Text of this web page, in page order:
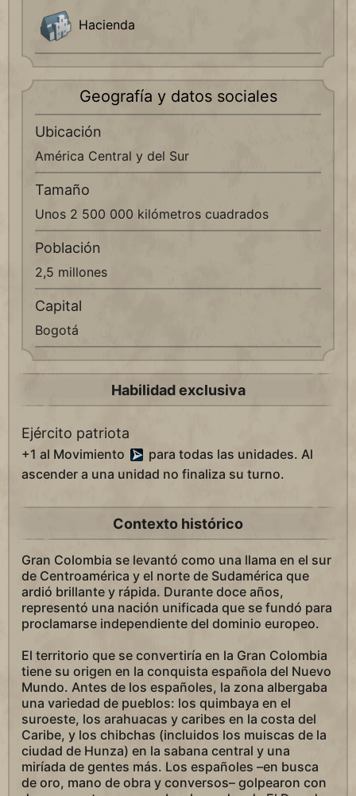
Hacienda
Geografía y datos sociales
Ubicación
América Central y del Sur
Tamaño
Unos 2 500 000 kilómetros cuadrados
Población
2,5 millones
Capital
Bogotá
Habilidad exclusiva
Ejército patriota
+1 al Movimiento
para todas las unidades. Al
ascender a una unidad no finaliza su turno.
Contexto histórico
Gran Colombia se levantó como una llama en el sur
de Centroamérica y el norte de Sudamérica que
ardió brillante y rápida. Durante doce años,
representó una nación unificada que se fundó para
proclamarse independiente del dominio europeo.
El territorio que se convertiría en la Gran Colombia
tiene su origen en la conquista española del Nuevo
Mundo. Antes de los españoles, la zona albergaba
una variedad de pueblos: los quimbaya en el
suroeste, los arahuacas y caribes en la costa del
Caribe, y los chibchas (incluidos los muiscas de la
ciudad de Hunza) en la sabana central y una
miríada de gentes más. Los españoles –en busca
de oro, mano de obra y conversos– golpearon con